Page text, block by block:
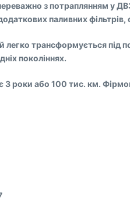
з потраплянням
паливних
трансформується під
поколіннях.
роки або 100 тис. км.